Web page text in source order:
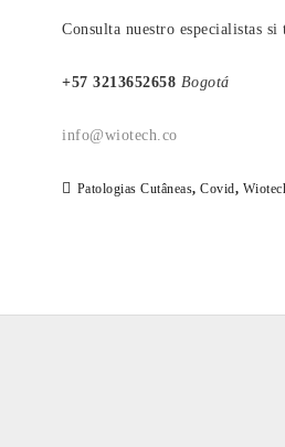
Consulta nuestro especialistas
+57 3213652658 Bogotá
info@wiotech.co
Patologias Cutâneas, Covid,